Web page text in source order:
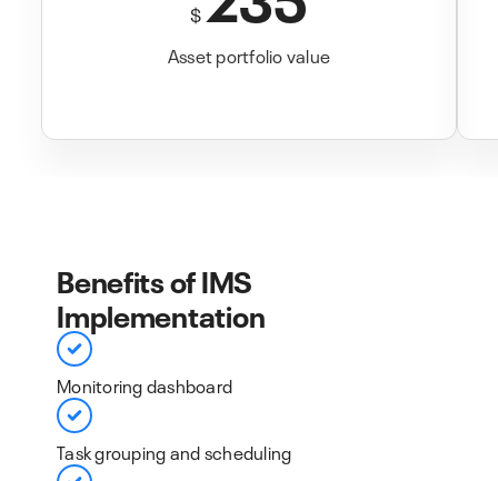
$
Asset portfolio value
Benefits of IMS
Implementation​
Monitoring dashboard​
Task grouping and scheduling​